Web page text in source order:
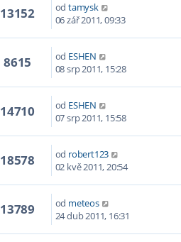
13152 od tamysk
06 zář 2011, 09:33
8615 od ESHEN
08 srp 2011, 15:28
14710 od ESHEN
07 srp 2011, 15:58
18578 od robert123
02 kvě 2011, 20:54
13789 od meteos
24 dub 2011, 16:31